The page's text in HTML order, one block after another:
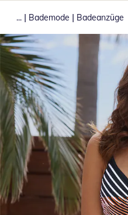
... | Bademode | Badeanzüge